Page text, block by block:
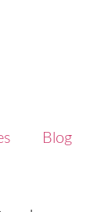
Blog